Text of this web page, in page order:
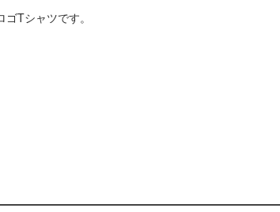
Tシャツです。